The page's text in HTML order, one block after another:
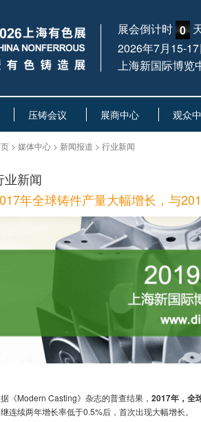
展会倒计时 0
2026年7月15-17
上海新国际博览
压铸会议 展商中心 观众
> 媒体中心 > 新闻报道 > 行业新闻
业新闻
年全球铸件产量大幅增长，与
《Modern Casting》杂志的普查结果， 2017年，全
连续两年增长率低于0.5%后，首次出现大幅增长。